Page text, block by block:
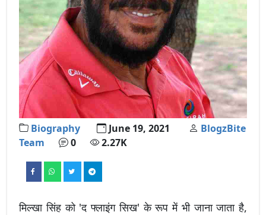
Biography June 19, 2021
BlogzBite
Team
0 2.27K
मिल्खा सिंह को 'द फ्लाइंग सिख' के रूप में भी जाना जाता है,